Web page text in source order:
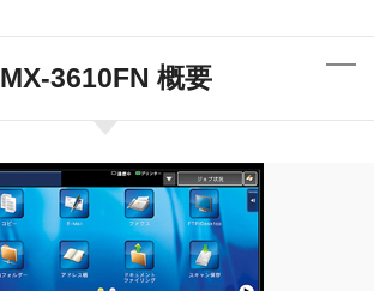
MX-3610FN 概要